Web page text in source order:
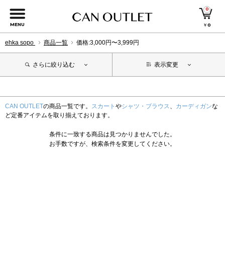
MENU
0
￥0
ehka sopo 商品一覧 価格:3,000円〜3,999円
さらに絞り込む 表示変更
CAN OUTLETの商品一覧です。 スカート やシャツ・ブラウス、 カーディガンな
ど定番アイテムを取り揃えております。
条件に一致する商品は見つかりませんでした。
お手数ですが、検索条件を変更してください。